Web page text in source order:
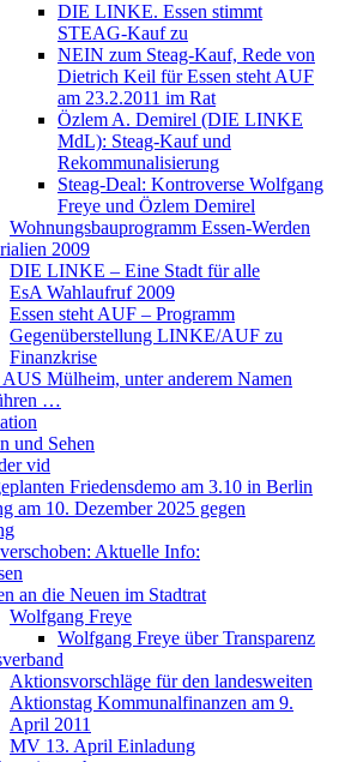
DIE LINKE. Essen stimmt
STEAG-Kauf zu
NEIN zum Steag-Kauf, Rede von
Dietrich Keil für Essen steht AUF
am 23.2.2011 im Rat
Özlem A. Demirel (DIE LINKE
MdL): Steag-Kauf und
Rekommunalisierung
Steag-Deal: Kontroverse Wolfgang
Freye und Özlem Demirel
Wohnungsbauprogramm Essen-Werden
2009
DIE LINKE – Eine Stadt für alle
EsA Wahlaufruf 2009
Essen steht AUF – Programm
Gegenüberstellung LINKE/AUF zu
Finanzkrise
Mülheim, unter anderem Namen
…
und Sehen
vid
Friedensdemo am 3.10 in Berlin
am 10. Dezember 2025 gegen
Aktuelle Info:
an die Neuen im Stadtrat
Wolfgang Freye
Wolfgang Freye über Transparenz
Aktionsvorschläge für den landesweiten
Aktionstag Kommunalfinanzen am 9.
April 2011
MV 13. April Einladung